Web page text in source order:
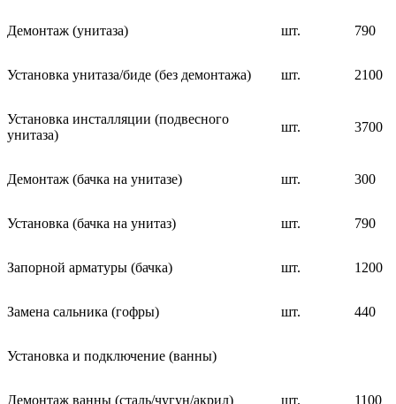
Демонтаж (унитаза) шт. 790
Установка унитаза/биде (без демонтажа) шт. 2100
Установка инсталляции (подвесного
унитаза)
шт. 3700
Демонтаж (бачка на унитазе) шт. 300
Установка (бачка на унитаз) шт. 790
Запорной арматуры (бачка) шт. 1200
Замена сальника (гофры) шт. 440
Установка и подключение (ванны)
Демонтаж ванны (сталь/чугун/акрил) шт. 1100